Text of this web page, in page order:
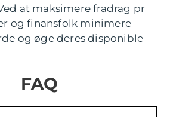
at maksimere fradrag pr
og finansfolk minimere
og øge deres disponible
FAQ